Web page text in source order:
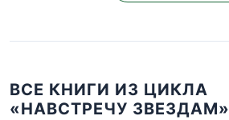
ВСЕ КНИГИ ИЗ ЦИКЛА
«НАВСТРЕЧУ ЗВЕЗДАМ»